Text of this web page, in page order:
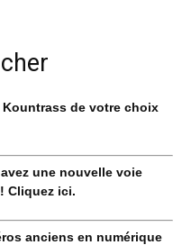
de votre choix
une nouvelle voie
Cliquez ici.
anciens en numérique